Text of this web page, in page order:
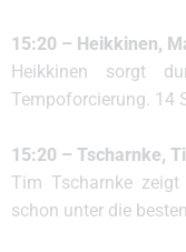
15:20 – Heikkinen,
Heikkinen sorgt
Tempoforcierung. 14
15:20 – Tscharnke,
Tim Tscharnke
schon unter die